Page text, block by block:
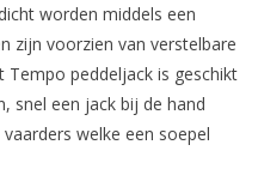
worden middels een
zijn voorzien van verstelbare
Tempo peddeljack is geschikt
snel een jack bij de hand
welke een soepel